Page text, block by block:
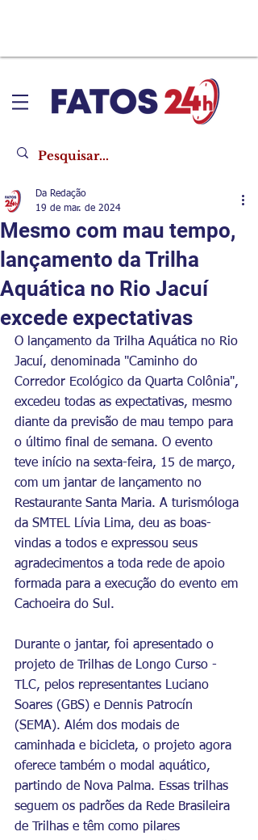
Mesmo com mau tempo,
lançamento da Trilha
Aquática no Rio Jacuí
excede expectativas
Da Redação
19 de mar. de 2024
O lançamento da Trilha Aquática no Rio
Jacuí, denominada "Caminho do
Corredor Ecológico da Quarta Colônia",
excedeu todas as expectativas, mesmo
diante da previsão de mau tempo para
o último final de semana. O evento
teve início na sexta-feira, 15 de março,
com um jantar de lançamento no
Restaurante Santa Maria. A turismóloga
da SMTEL Lívia Lima, deu as boas-
vindas a todos e expressou seus
agradecimentos a toda rede de apoio
formada para a execução do evento em
Cachoeira do Sul.
Durante o jantar, foi apresentado o
projeto de Trilhas de Longo Curso -
TLC, pelos representantes Luciano
Soares (GBS) e Dennis Patrocín
(SEMA). Além dos modais de
caminhada e bicicleta, o projeto agora
oferece também o modal aquático,
partindo de Nova Palma. Essas trilhas
seguem os padrões da Rede Brasileira
de Trilhas e têm como pilares